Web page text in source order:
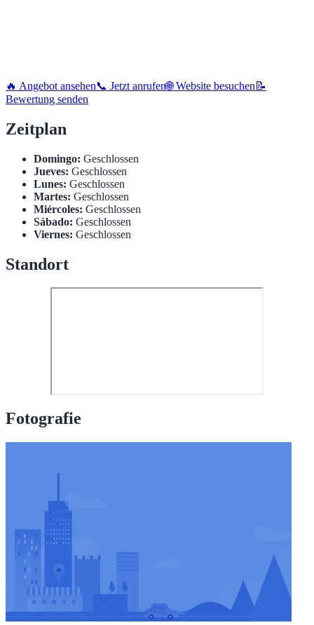
🔥 Angebot ansehen📞 Jetzt anrufen🌐 Website besuchen 📝
Bewertung senden
Zeitplan
Domingo: Geschlossen
Jueves: Geschlossen
Lunes: Geschlossen
Martes: Geschlossen
Miércoles: Geschlossen
Sábado: Geschlossen
Viernes: Geschlossen
Standort
Fotografie